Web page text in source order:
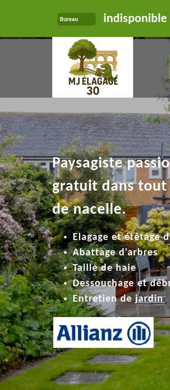
Bureau indisponible
Paysagiste
gratuit dans tout
de nacelle.
Elagage et étêtage
Abattage d'arbres
Taille de haie
Dessouchage et
Entretien de jardin